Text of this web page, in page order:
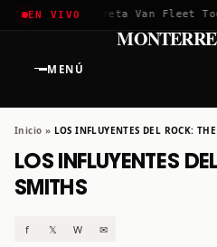
EN VIVO
2026✱Greta Van Fleet Tour
MENÚ
Inicio » LOS INFLUYENTES DEL ROCK:
LOS INFLUYENTES
SMITHS
f 𝕏 W ✉